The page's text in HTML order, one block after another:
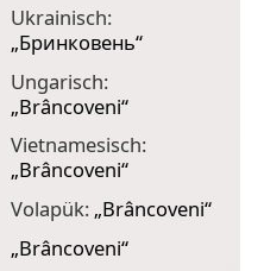
Ukrainisch:
„Бринковень“
Ungarisch:
„Brâncoveni“
Vietnamesisch:
„Brâncoveni“
Volapük: „Brâncoveni“
„Brâncoveni“